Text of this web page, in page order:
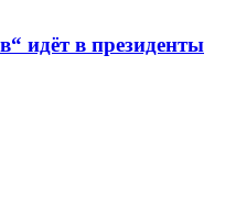
идёт в президенты